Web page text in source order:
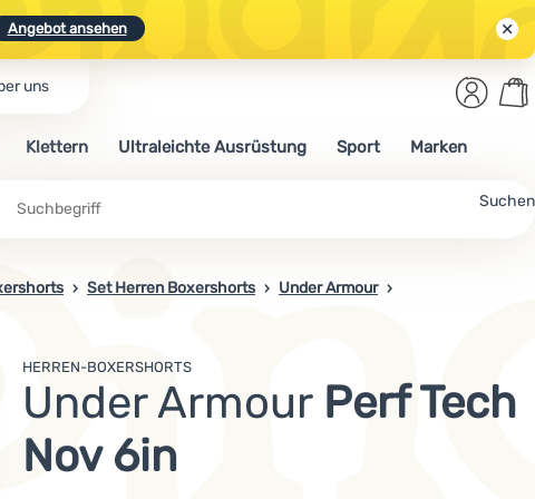
Angebot ansehen
Angebot ansehen
uns
Suchen
Anmelden
Klettern Ultraleichte Ausrüstung Sport Marken
Set Herren Boxershorts
Under Armour
Under Armour Perf Tech
Nov 6in
HERREN-BOXERSHORTS